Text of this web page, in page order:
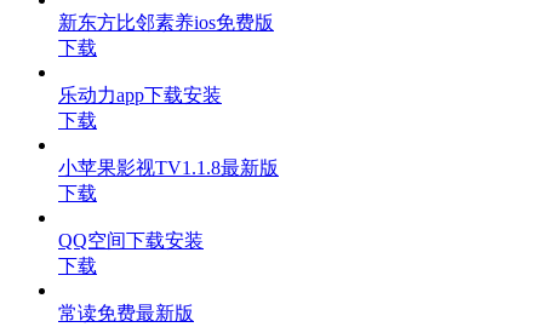
新东方比邻素养ios免费版
下载
乐动力app下载安装
下载
小苹果影视TV1.1.8最新版
下载
QQ空间下载安装
下载
常读免费最新版